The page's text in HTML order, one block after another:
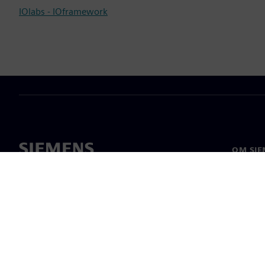
IOlabs - IOframework
OM